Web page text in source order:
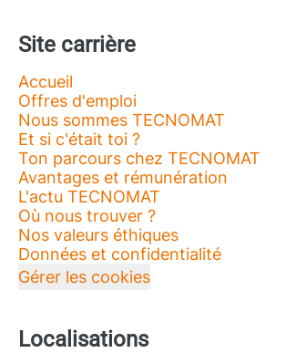
Site carrière
Accueil
Offres d'emploi
Nous sommes TECNOMAT
Et si c'était toi ?
Ton parcours chez TECNOMAT
Avantages et rémunération
L'actu TECNOMAT
Où nous trouver ?
Nos valeurs éthiques
Données et confidentialité
Gérer les cookies
Localisations